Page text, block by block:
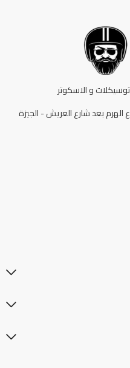
و الاسكوتر
بعد شارع العريش - الجيزة